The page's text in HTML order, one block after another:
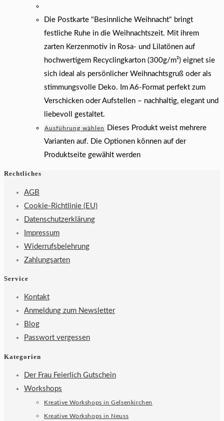
Die Postkarte "Besinnliche Weihnacht" bringt
festliche Ruhe in die Weihnachtszeit. Mit ihrem
zarten Kerzenmotiv in Rosa- und Lilatönen auf
hochwertigem Recyclingkarton (300g/m²) eignet sie
sich ideal als persönlicher Weihnachtsgruß oder als
stimmungsvolle Deko. Im A6-Format perfekt zum
Verschicken oder Aufstellen – nachhaltig, elegant und
liebevoll gestaltet.
Ausführung wählen
Dieses Produkt weist mehrere
Varianten auf. Die Optionen können auf der
Produktseite gewählt werden
Rechtliches
AGB
Cookie-Richtlinie (EU)
Datenschutzerklärung
Impressum
Widerrufsbelehrung
Zahlungsarten
Service
Kontakt
Anmeldung zum Newsletter
Blog
Passwort vergessen
Kategorien
Der Frau Feierlich Gutschein
Workshops
Kreative Workshops in Gelsenkirchen
Kreative Workshops in Neuss